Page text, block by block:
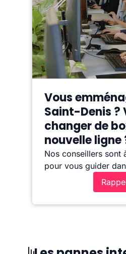
Vous
Saint-Denis ?
changer de
nouvelle ligne
Nos conseillers sont
pour vous guider